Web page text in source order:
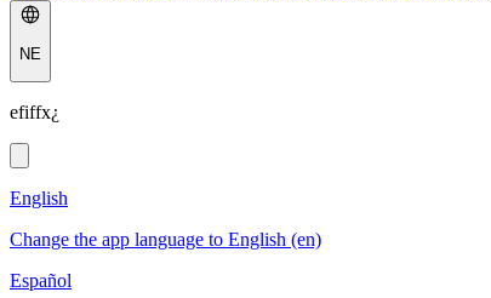
NE
efiffx¿
English
Change the app language to English (en)
Español